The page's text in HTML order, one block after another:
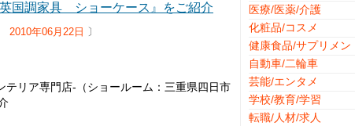
国調家具 ショーケース』をご紹介
2010年06月22日 〕
リア専門店-（ショールーム：三重県四日市
医療/医薬/介護
化粧品/コスメ
健康食品/サプリメン
自動車/二輪車
芸能/エンタメ
学校/教育/学習
転職/人材/求人